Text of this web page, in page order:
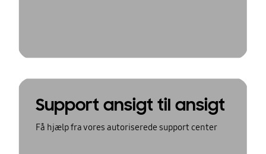
Support ansigt til ansigt
Få hjælp fra vores autoriserede support center